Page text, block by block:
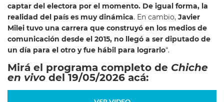
captar del electora por el momento. De igual forma, la
realidad del país es muy dinámica. En cambio, Javier
Milei tuvo una carrera que construyó en los medios de
comunicación desde el 2015, no llegó a ser diputado de
un día para el otro y fue hábil para lograrlo“.
Mirá el programa completo de Chiche
en vivo del 19/05/2026 acá: